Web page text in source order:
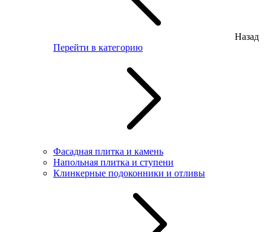
Назад
Перейти в категорию
Фасадная плитка и камень
Напольная плитка и ступени
Клинкерные подоконники и отливы